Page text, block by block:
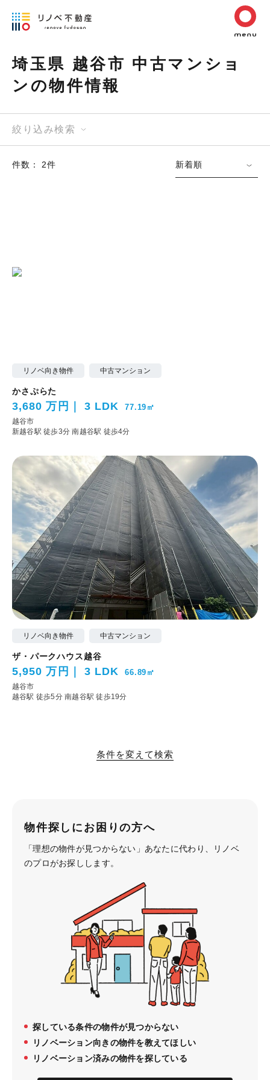
埼玉県 越谷市 中古マンショ
ンの物件情報
絞り込み検索
件数： 2件 新着順
リノベ向き物件 中古マンション
かさぷらた
3,680 万円 3 LDK 77.19㎡
越谷市
新越谷駅 徒歩3分南越谷駅 徒歩4分
リノベ向き物件 中古マンション
ザ・パークハウス越谷
5,950 万円 3 LDK 66.89㎡
越谷市
越谷駅 徒歩5分南越谷駅 徒歩19分
条件を変えて検索
物件探しにお困りの方へ
「理想の物件が見つからない」あなたに代わり、
リノベ
のプロがお探しします。
探している条件の物件が見つからない
リノベーション向きの物件を教えてほしい
リノベーション済みの物件を探している